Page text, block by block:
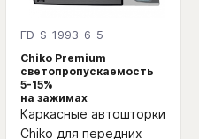
FD-S-1993-6-5
Chiko Premium
светопропускаемость
5-15%
на зажимах
Каркасные автошторки
Chiko для передних